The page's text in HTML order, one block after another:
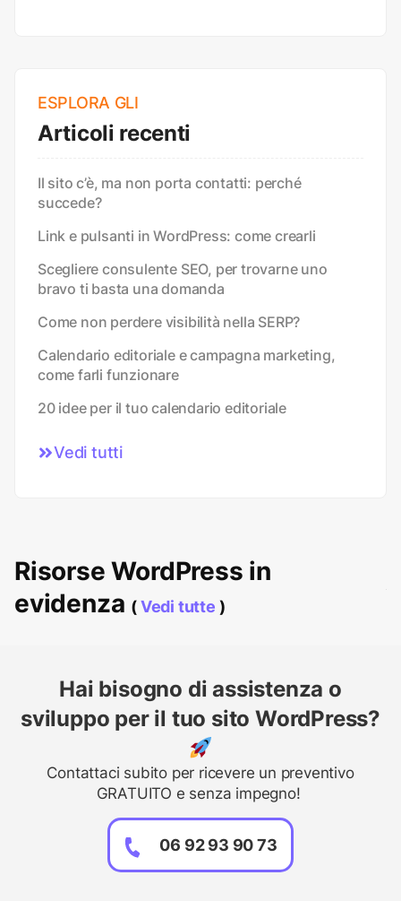
ESPLORA GLI
Articoli recenti
Il sito c’è, ma non porta contatti: perché
succede?
Link e pulsanti in WordPress: come crearli
Scegliere consulente SEO, per trovarne uno
bravo ti basta una domanda
Come non perdere visibilità nella SERP?
Calendario editoriale e campagna marketing,
come farli funzionare
20 idee per il tuo calendario editoriale
Vedi tutti
Risorse WordPress in
evidenza (Vedi tutte )
Hai bisogno di assistenza o
sviluppo per il tuo sito WordPress?
Contattaci subito per ricevere un preventivo
GRATUITO e senza impegno!
06 92 93 90 73